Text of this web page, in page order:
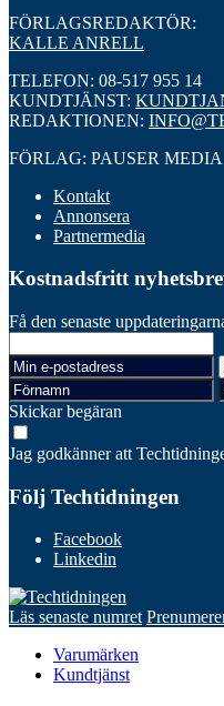
FÖRLAGSREDAKTÖR:
KALLE ANRELL
TELEFON: 08-517 955 14
KUNDTJÄNST:
REDAKTIONEN:
FÖRLAG: PAUSER MEDIA
Kontakt
Annonsera
Partnermedia
Kostnadsfritt
Få den senaste
Skickar begäran
Jag godkänner att
Följ Techtidningen
Facebook
Linkedin
Läs senaste numret
Varumärken
Kundtjänst